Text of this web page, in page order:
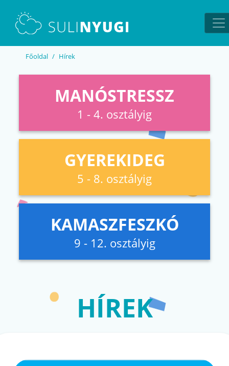
Főoldal Hírek
MANÓSTRESSZ
1 - 4. osztályig
GYEREKIDEG
5 - 8. osztályig
KAMASZFESZKÓ
9 - 12. osztályig
HÍREK